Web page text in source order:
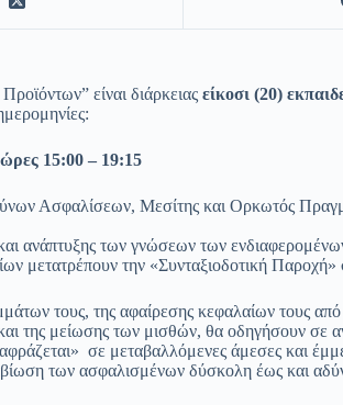
είναι διάρκειας είκοσι (20)
15:00 – 19:15
Ασφαλίσεων, Μεσίτης και Ορκωτός
ανάπτυξης των γνώσεων των
μετατρέπουν την «Συνταξιοδοτική
τους, της αφαίρεσης κεφαλαίων τους
της μείωσης των μισθών, θα οδηγήσουν σε
σε μεταβαλλόμενες άμεσες και
των ασφαλισμένων δύσκολη έως και